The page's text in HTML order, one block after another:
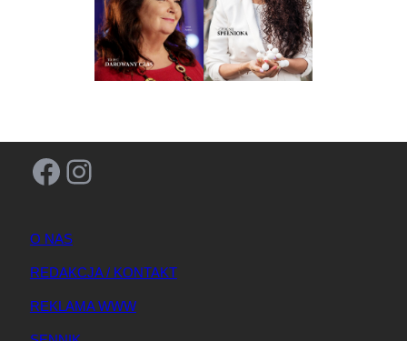
Facebook Instagram
O NAS
REDAKCJA / KONTAKT
REKLAMA WWW